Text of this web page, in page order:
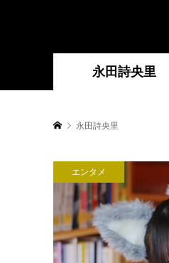
永田詩央里
永田詩央里
エンタメ